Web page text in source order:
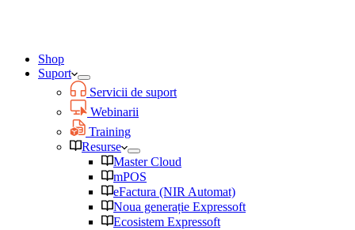
Shop
Suport
Servicii de suport
Webinarii
Training
Resurse
Master Cloud
mPOS
eFactura (NIR Automat)
Noua generație Expressoft
Ecosistem Expressoft